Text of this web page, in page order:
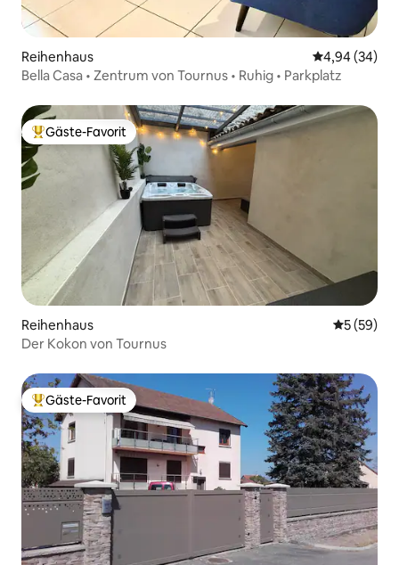
Reihenhaus
4,94 (34)
Bella Casa • Zentrum von Tournus • Ruhig • Parkplatz
Beliebter Gäste-Favorit.
Gäste-Favorit
Reihenhaus
5 (59)
Der Kokon von Tournus
Beliebter Gäste-Favorit.
Gäste-Favorit